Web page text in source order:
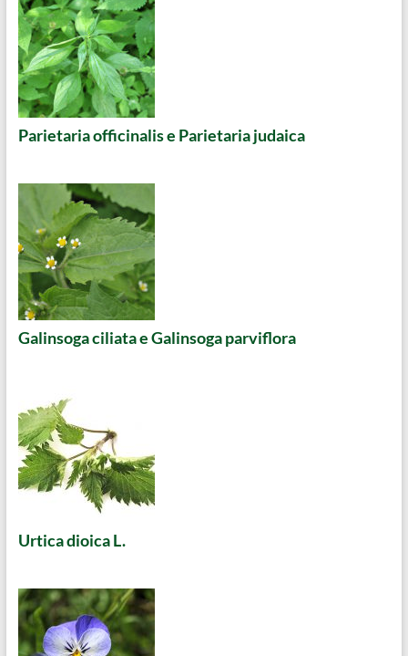
Parietaria officinalis e Parietaria judaica
Galinsoga ciliata e Galinsoga parviflora
Urtica dioica L.